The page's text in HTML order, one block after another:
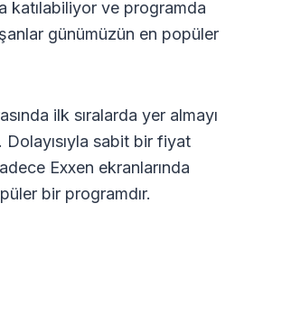
katılabiliyor ve programda
günümüzün en popüler
ilk sıralarda yer almayı
sabit bir fiyat
Exxen ekranlarında
bir programdır.